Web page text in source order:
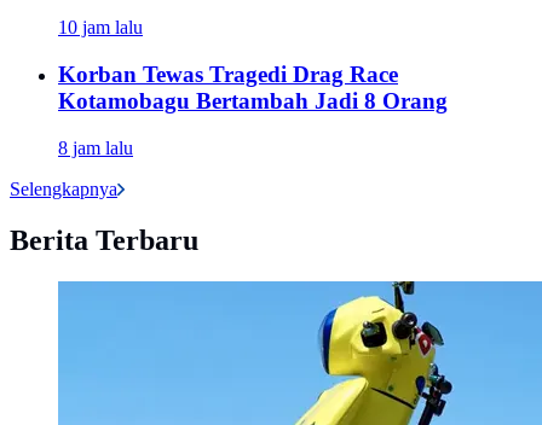
10 jam lalu
Korban Tewas Tragedi Drag Race
Kotamobagu Bertambah Jadi 8 Orang
8 jam lalu
Selengkapnya
Berita Terbaru